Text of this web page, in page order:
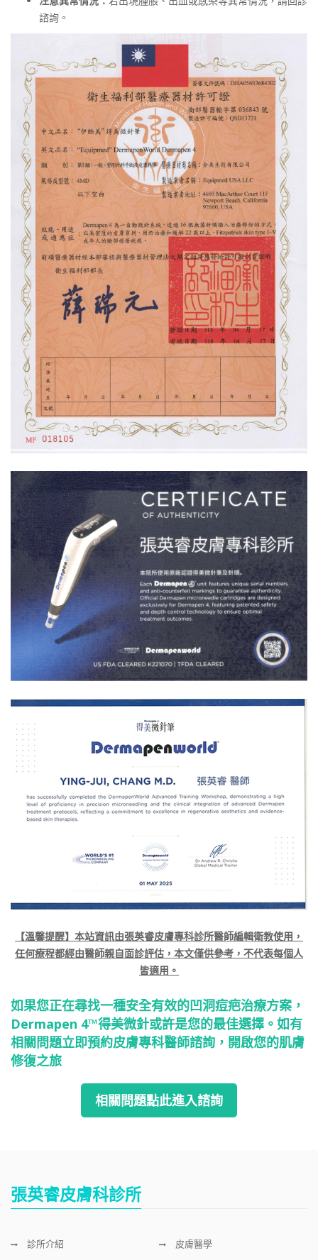
諮詢。
【溫馨提醒】本站資訊由張英睿皮膚專科診所醫師編輯衛教使用，
任何療程都經由醫師親自面診評估，本文僅供參考，不代表每個人
皆適用。
如果您正在尋找一種安全有效的凹洞痘疤治療方案，
Dermapen 4™得美微針或許是您的最佳選擇。如有
相關問題立即預約皮膚專科醫師諮詢，開啟您的肌膚
修復之旅
相關問題點此進入諮詢
張英睿皮膚科診所
診所介紹 皮膚醫學